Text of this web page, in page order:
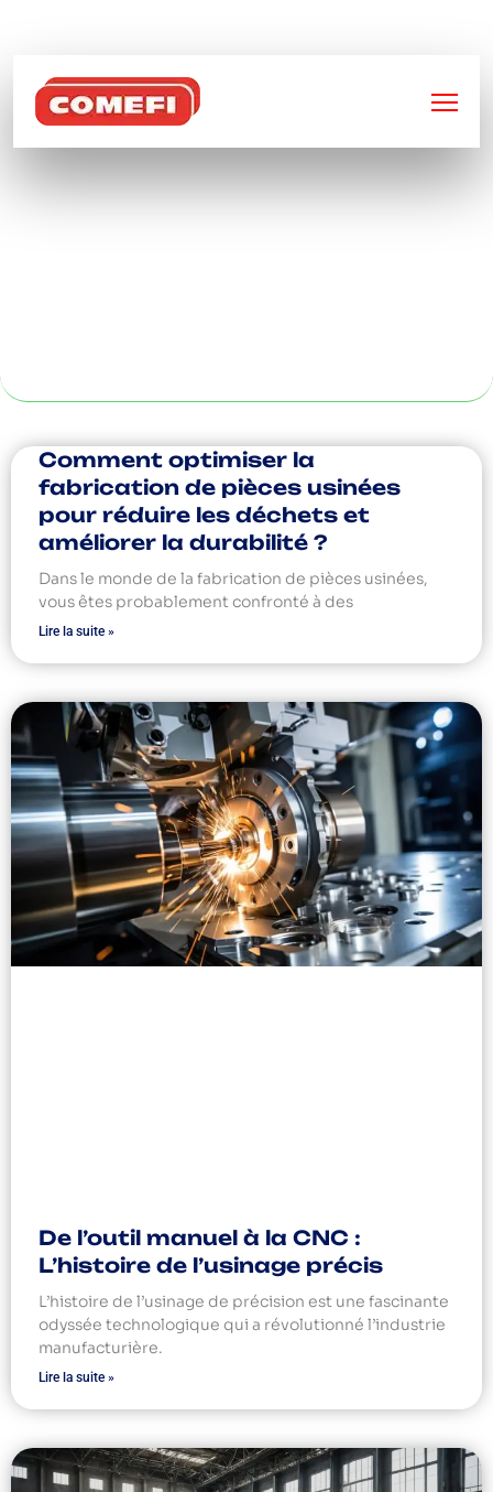
TOUR À
Comment optimiser la
fabrication de pièces usinées
pour réduire les déchets et
améliorer la durabilité ?
Dans le monde de la fabrication de pièces usinées,
vous êtes probablement confronté à des
Lire la suite »
De l’outil manuel à la CNC :
L’histoire de l’usinage précis
L’histoire de l’usinage de précision est une fascinante
odyssée technologique qui a révolutionné l’industrie
manufacturière.
Lire la suite »